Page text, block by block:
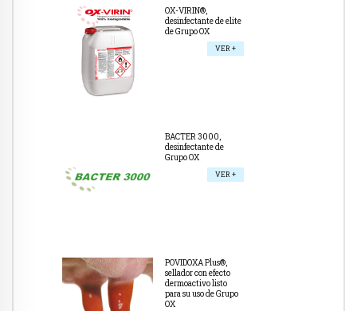
OX-VIRIN®,
desinfectante de elite
de Grupo OX
VER +
BACTER 3000,
desinfectante de
Grupo OX
VER +
POVIDOXA Plus®,
sellador con efecto
dermoactivo listo
para su uso de Grupo
OX